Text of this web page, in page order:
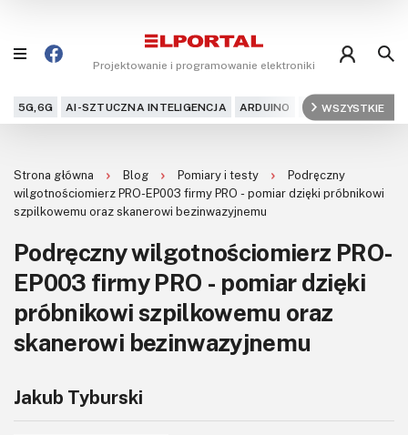
Projektowanie i programowanie elektroniki
5G,6G AI-SZTUCZNA INTELIGENCJA ARDUINO ARM AUDIO
WSZYSTKIE
Projekty
DIY+
Czytelnia
KITy AVT
Strona główna Blog Pomiary i testy
Podręczny
wilgotnościomierz PRO-EP003 firmy PRO - pomiar dzięki próbnikowi
szpilkowemu oraz skanerowi bezinwazyjnemu
Podręczny wilgotnościomierz PRO-
EP003 firmy PRO - pomiar dzięki
próbnikowi szpilkowemu oraz
skanerowi bezinwazyjnemu
Jakub Tyburski